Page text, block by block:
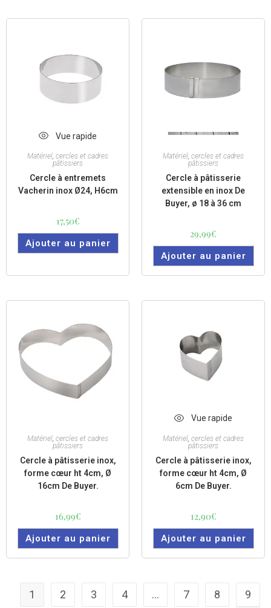
Vue rapide
Matériel, cercles et cadres
pâtissiers
Cercle à entremets
Vacherin inox Ø24, H6cm
17,50€
Ajouter au panier
Vue rapide
Matériel, cercles et cadres
pâtissiers
Cercle à pâtisserie
extensible en inox De
Buyer, ø 18 à 36 cm
29,99€
Ajouter au panier
Matériel cercles et cadres
pâtissiers
Cercle à pâtisserie inox,
forme cœur ht 4cm, Ø
16cm De Buyer.
16,99€
Ajouter au panier
Vue rapide
Matériel cercles et cadres
pâtissiers
Cercle à pâtisserie inox,
forme cœur ht 4cm, Ø
6cm De Buyer.
12,90€
Ajouter au panier
1 2 3 4 … 7 8 9